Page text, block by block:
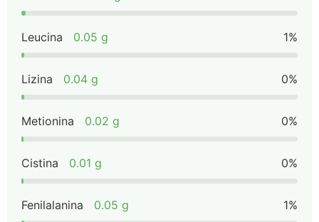
Leucina 0.05 g 1%
Lizina 0.04 g 0%
Metionina 0.02 g 0%
Cistina 0.01 g 0%
Fenilalanina 0.05 g 1%